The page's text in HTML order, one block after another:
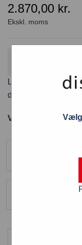
2.870,00 kr.
LED Snapramme –
dobbeltsidet
Varenummer:
A1 (594 x 841